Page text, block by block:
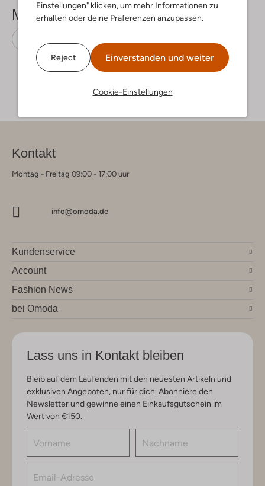
Einstellungen" klicken, um mehr Informationen zu
erhalten oder deine Präferenzen anzupassen.
Reject Einverstanden und weiter
Cookie-Einstellungen
Mehr sehen
Kontakt
Montag - Freitag 09:00 - 17:00 uur
info@omoda.de
Kundenservice
Account
Fashion News
bei Omoda
Lass uns in Kontakt bleiben
Bleib auf dem Laufenden mit den neuesten Artikeln und
exklusiven Angeboten, nur für dich. Abonniere den
Newsletter und gewinne einen Einkaufsgutschein im
Wert von €150.